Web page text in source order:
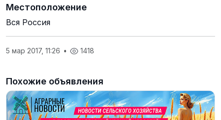
Местоположение
Вся Россия
5 мар 2017, 11:26 • 1418
Похожие объявления